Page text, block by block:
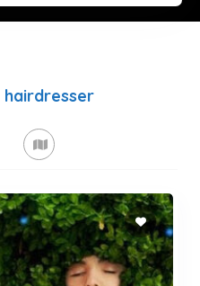
hairdresser